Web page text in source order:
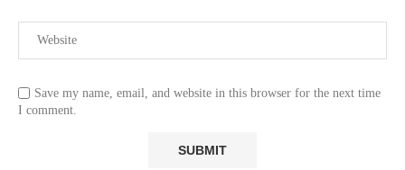
Save my name, email, and website in this browser for the next time
I comment.